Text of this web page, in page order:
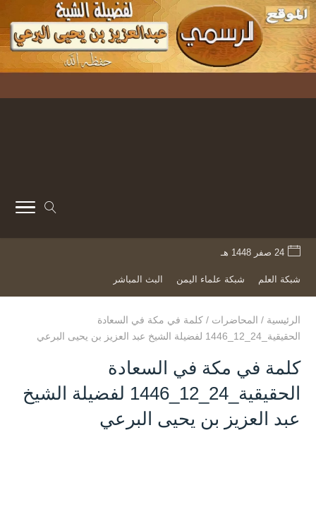
24 صفر 1448 هـ
شبكة العلم شبكة علماء اليمن البث المباشر
الرئيسية / المحاضرات / كلمة في مكة في السعادة
الحقيقية_24_12_1446 لفضيلة الشيخ عبد العزيز بن يحيى البرعي
كلمة في مكة في السعادة
الحقيقية_24_12_1446 لفضيلة الشيخ
عبد العزيز بن يحيى البرعي